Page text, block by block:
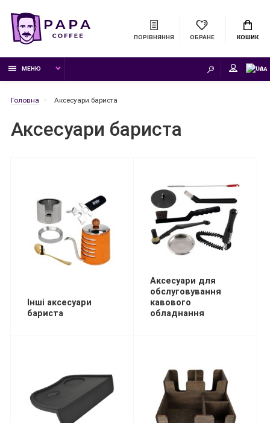
ПОРІВНЯННЯ ОБРАНЕ КОШИК
МЕНЮ UA
Головна Аксесуари бариста
Аксесуари бариста
Інші аксесуари
бариста
Аксесуари для
обслуговування
кавового
обладнання